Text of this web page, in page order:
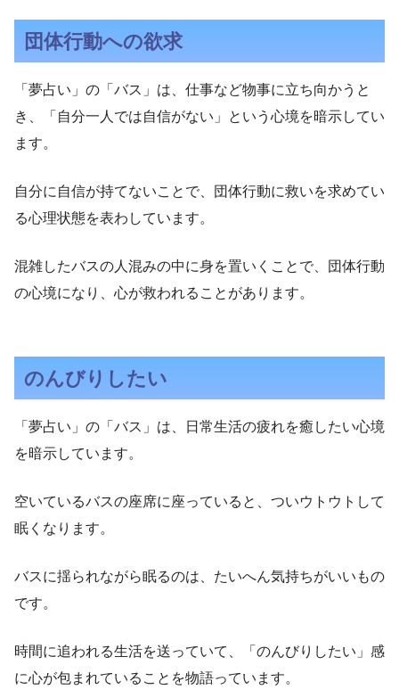
団体行動への欲求
「夢占い」の「バス」は、仕事など物事に立ち向かうと
き、「自分一人では自信がない」という心境を暗示してい
ます。
自分に自信が持てないことで、団体行動に救いを求めてい
る心理状態を表わしています。
混雑したバスの人混みの中に身を置いくことで、団体行動
の心境になり、心が救われることがあります。
のんびりしたい
「夢占い」の「バス」は、日常生活の疲れを癒したい心境
を暗示しています。
空いているバスの座席に座っていると、ついウトウトして
眠くなります。
バスに揺られながら眠るのは、たいへん気持ちがいいもの
です。
時間に追われる生活を送っていて、「のんびりしたい」感
に心が包まれていることを物語っています。